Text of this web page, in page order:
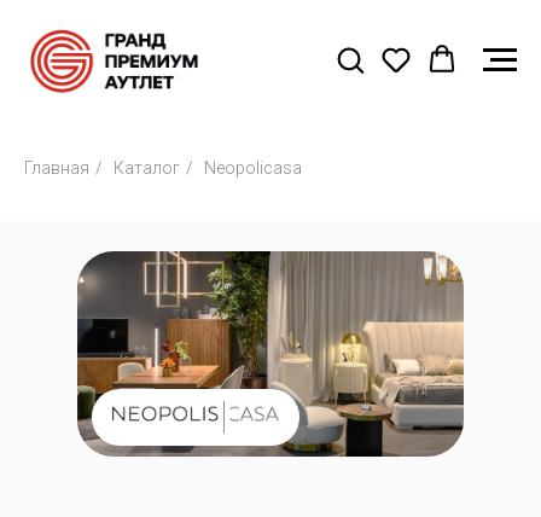
Главная / Каталог / Neopolicasa